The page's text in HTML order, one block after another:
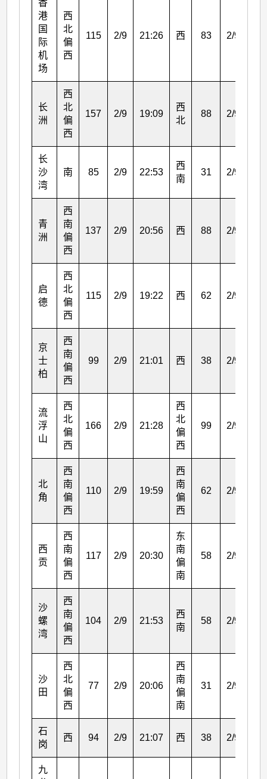
香
港
国
际
机
场
西
北
偏
西
115 2/9 21:26 西 83 2/9
长
洲
西
北
偏
西
157 2/9 19:09
西
北
88 2/9
长
沙
湾
南 85 2/9 22:53
西
南
31 2/9
青
洲
西
南
偏
西
137 2/9 20:56 西 88 2/9
启
德
西
北
偏
西
115 2/9 19:22 西 62 2/9
京
士
柏
西
南
偏
西
99 2/9 21:01 西 38 2/9
流
浮
山
西
北
偏
西
166 2/9 21:28
西
北
偏
西
99 2/9
北
角
西
南
偏
西
110 2/9 19:59
西
南
偏
西
62 2/9
西
贡
西
南
偏
西
117 2/9 20:30
东
南
偏
南
58 2/9
沙
螺
湾
西
南
偏
西
104 2/9 21:53
西
南
58 2/9
沙
田
西
北
偏
西
77 2/9 20:06
西
南
偏
南
31 2/9
石
岗
西 94 2/9 21:07 西 38 2/9
九